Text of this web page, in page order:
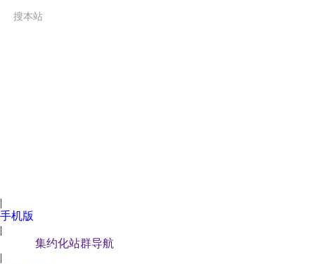
呼和浩特市人民政府
|
手机版
|
集约化站群导航
|
搜本站